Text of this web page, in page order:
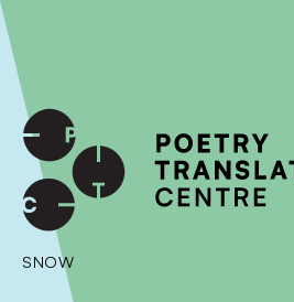
International shipping available -
checkout to calculate the rate
SKIP TO CONTENT
SNOW